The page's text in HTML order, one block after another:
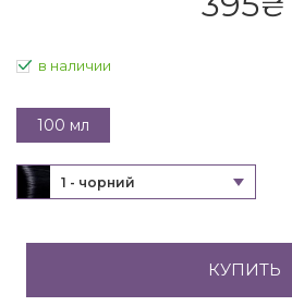
в наличии
100 мл
1 - чорний
КУПИТЬ